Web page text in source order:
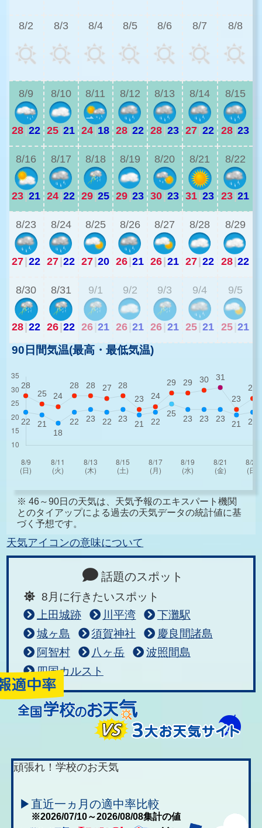
8/2 8/3 8/4 8/5 8/6 8/7 8/8
8/9
28|22
8/10
25|21
8/11
24|18
8/12
28|22
8/13
28|23
8/14
27|22
8/15
28|23
8/16
23|21
8/17
24|22
8/18
29|25
8/19
29|23
8/20
30|23
8/21
31|23
8/22
23|21
8/23
27|22
8/24
27|22
8/25
27|20
8/26
26|21
8/27
26|21
8/28
27|22
8/29
28|22
8/30
28|22
8/31
26|22
9/1
26 21
9/2
26 21
9/3
26 21
9/4
25 21
9/5
25 21
90日間気温(最高・最低気温)
※ 46～90日の天気は、天気予報のエキスパート機関
とのタイアップによる過去の天気データの統計値に基
づく予想です。
天気アイコンの意味について
話題のスポット
8月に行きたいスポット
上田城跡
川平湾
下灘駅
城ヶ島
須賀神社
慶良間諸島
阿智村
八ヶ岳
波照間島
四国カルスト
頑張れ！学校のお天気
▶直近一ヵ月の適中率比較
※2026/07/10～2026/08/08集計の値